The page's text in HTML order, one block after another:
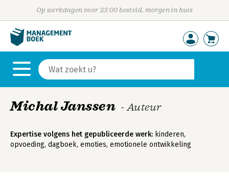
Op werkdagen voor 23:00 besteld, morgen in huis
Michal Janssen - Auteur
Expertise volgens het gepubliceerde werk: kinderen,
opvoeding, dagboek, emoties, emotionele ontwikkeling